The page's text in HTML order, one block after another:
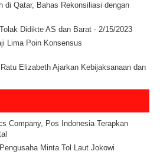
di Qatar, Bahas Rekonsiliasi dengan
Didikte AS dan Barat - 2/15/2023
Lima Poin Konsensus
Elizabeth Ajarkan Kebijaksanaan dan
Company, Pos Indonesia Terapkan
Minta Tol Laut Jokowi